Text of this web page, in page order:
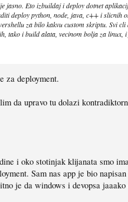
Eto izbuildaj i deploy dotnet
deploy python, node, java, c++ i slicnih
za bilo kakvu custom skriptu. Svi
tako i build alata, vecinom bolja za
za deployment.
da upravo tu dolazi
i oko stotinjak klijanata smo
Sam nas app je bio
je da windows i devopsa